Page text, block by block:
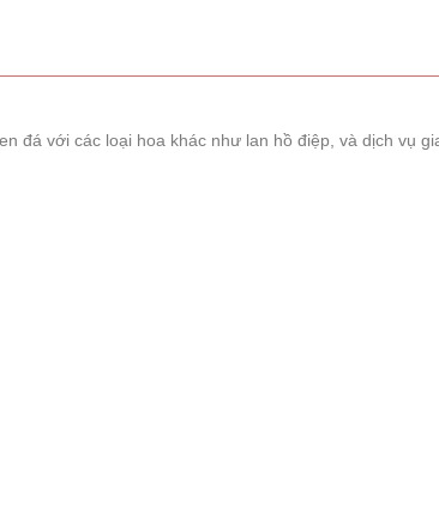
đá với các loại hoa khác như lan hồ điệp, và dịch vụ